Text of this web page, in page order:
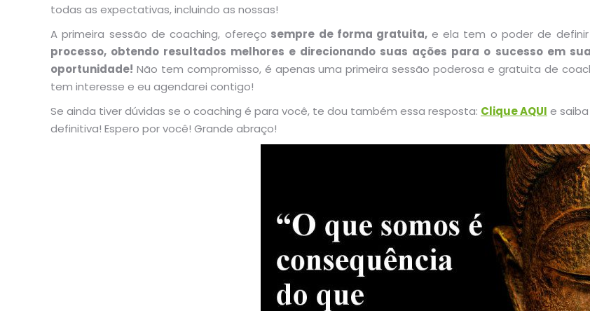
todas as expectativas, incluindo as nossas!
A primeira sessão de coaching, ofereço sempre de forma gratuita, e ela tem o poder de definir
processo, obtendo resultados melhores e direcionando suas ações para o sucesso em
oportunidade! Não tem compromisso, é apenas uma primeira sessão poderosa e gratuita de
tem interesse e eu agendarei contigo!
Se ainda tiver dúvidas se o coaching é para você, te dou também essa resposta: Clique AQUI e
definitiva! Espero por você! Grande abraço!